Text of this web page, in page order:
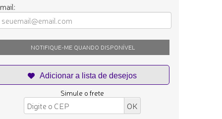
NOTIFIQUE-ME QUANDO DISPONÍVEL
Simule o frete